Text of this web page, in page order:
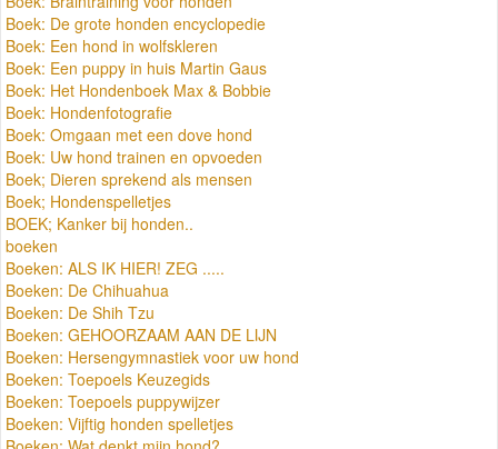
Boek: De grote honden encyclopedie
Boek: Een hond in wolfskleren
Boek: Een puppy in huis Martin Gaus
Boek: Het Hondenboek Max & Bobbie
Boek: Hondenfotografie
Boek: Omgaan met een dove hond
Boek: Uw hond trainen en opvoeden
Boek; Dieren sprekend als mensen
Boek; Hondenspelletjes
BOEK; Kanker bij honden..
boeken
Boeken: ALS IK HIER! ZEG .....
Boeken: De Chihuahua
Boeken: De Shih Tzu
Boeken: GEHOORZAAM AAN DE LIJN
Boeken: Hersengymnastiek voor uw hond
Boeken: Toepoels Keuzegids
Boeken: Toepoels puppywijzer
Boeken: Vijftig honden spelletjes